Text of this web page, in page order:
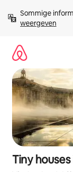
direct
naar
Sommige
weergeven
Tiny